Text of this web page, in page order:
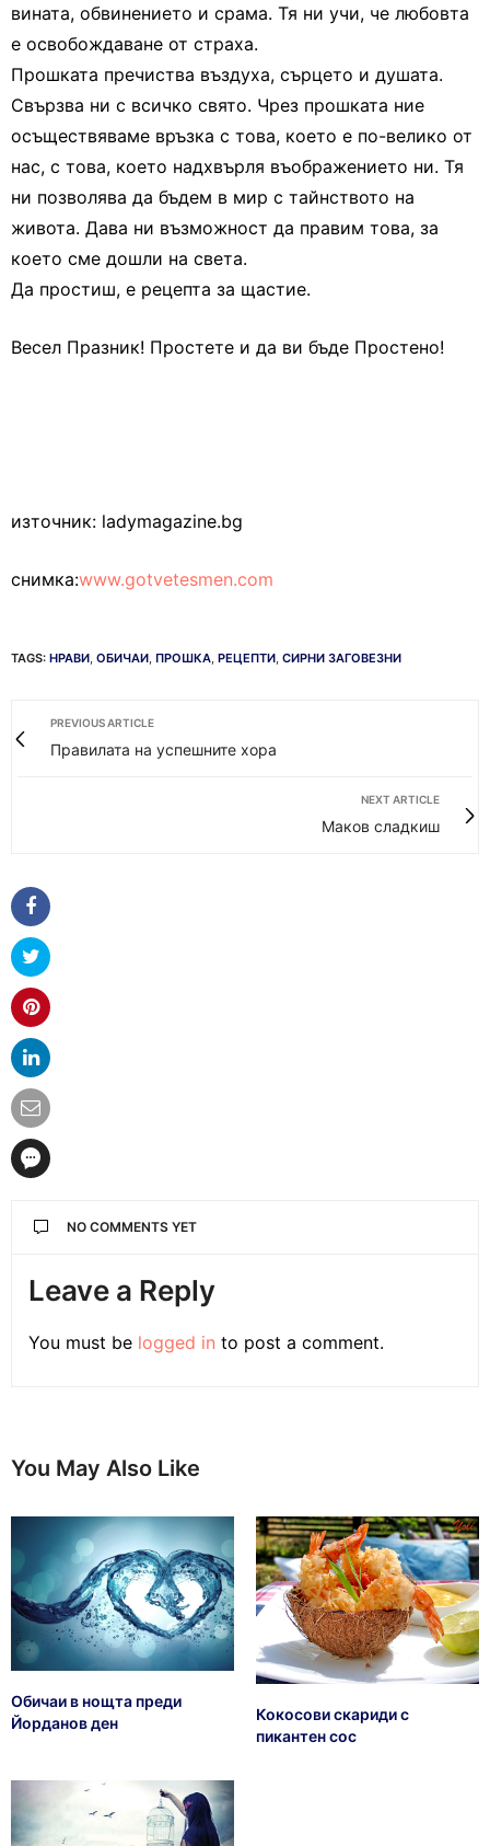
вината, обвинението и срама. Тя ни учи, че любовта
е освобождаване от страха.
Прошката пречиства въздуха, сърцето и душата.
Свързва ни с всичко свято. Чрез прошката ние
осъществяваме връзка с това, което е по-велико от
нас, с това, което надхвърля въображението ни. Тя
ни позволява да бъдем в мир с тайнството на
живота. Дава ни възможност да правим това, за
което сме дошли на света.
Да простиш, е рецепта за щастие.
Весел Празник! Простете и да ви бъде Простено!
източник: ladymagazine.bg
снимка:www.gotvetesmen.com
TAGS: НРАВИ, ОБИЧАИ, ПРОШКА, РЕЦЕПТИ, СИРНИ ЗАГОВЕЗНИ
PREVIOUS ARTICLE
Правилата на успешните хора
NEXT ARTICLE
Маков сладкиш
NO COMMENTS YET
Leave a Reply
You must be logged in to post a comment.
You May Also Like
Обичаи в нощта преди
Йорданов ден
Кокосови скариди с
пикантен сос